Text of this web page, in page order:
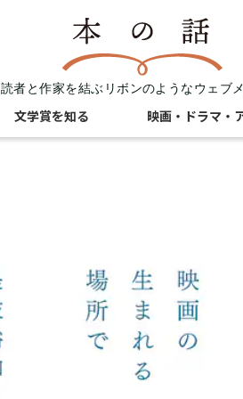
読者と作家を結ぶリボンのようなウェブ
文学賞を知る 映画・ドラマ・